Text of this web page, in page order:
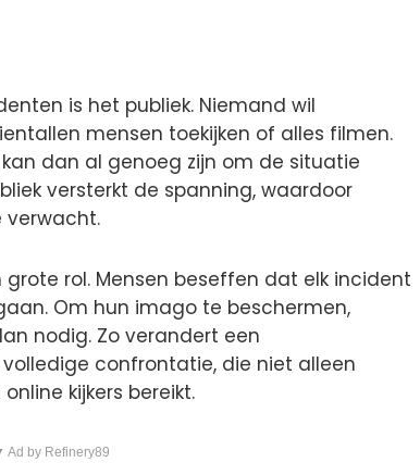
is het publiek. Niemand wil
mensen toekijken of alles filmen.
dan al genoeg zijn om de situatie
versterkt de spanning, waardoor
verwacht.
rol. Mensen beseffen dat elk incident
Om hun imago te beschermen,
nodig. Zo verandert een
confrontatie, die niet alleen
kijkers bereikt.
Ad by Refinery89